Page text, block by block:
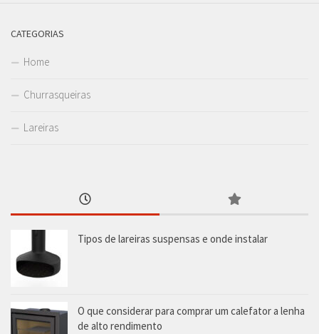
CATEGORIAS
Home
Churrasqueiras
Lareiras
Tipos de lareiras suspensas e onde instalar
O que considerar para comprar um calefator a lenha
de alto rendimento